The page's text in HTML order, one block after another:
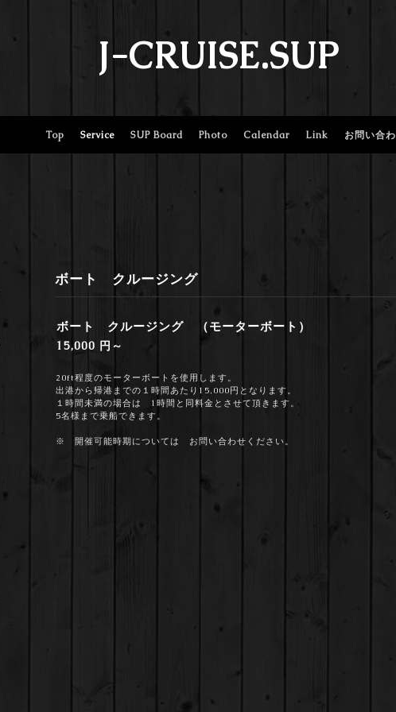
J-CRUISE.SUP
Top Service SUP Board Photo Calendar Link お問い合
ボート クルージング
ボート クルージング （モーターボート）
15,000 円～
20ft程度のモーターボートを使用します。
出港から帰港までの１時間あたり15,000円となります。
１時間未満の場合は 1時間と同料金とさせて頂きます。
5名様まで乗船できます。
※ 開催可能時期については お問い合わせください。